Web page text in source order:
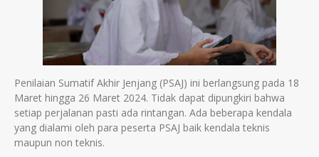
Penilaian Sumatif Akhir Jenjang (PSAJ) ini berlangsung pada 18
Maret hingga 26 Maret 2024. Tidak dapat dipungkiri bahwa
setiap perjalanan pasti ada rintangan. Ada beberapa kendala
yang dialami oleh para peserta PSAJ baik kendala teknis
maupun non teknis.